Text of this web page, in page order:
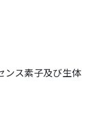
ンス素子及び生体